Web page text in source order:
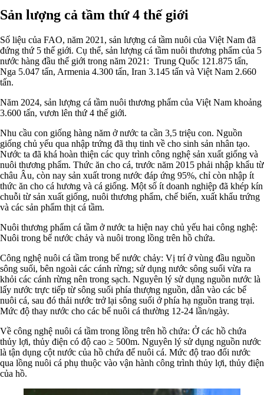
Sản lượng cả tầm thứ 4 thế giới
Số liệu của FAO, năm 2021, sản lượng cá tầm nuôi của Việt Nam đã
đứng thứ 5 thế giới. Cụ thể, sản lượng cá tầm nuôi thương phẩm của 5
nước hàng đầu thế giới trong năm 2021: Trung Quốc 121.875 tấn,
Nga 5.047 tấn, Armenia 4.300 tấn, Iran 3.145 tấn và Việt Nam 2.660
tấn.
Năm 2024, sản lượng cá tầm nuôi thương phẩm của Việt Nam khoảng
3.600 tấn, vươn lên thứ 4 thế giới.
Nhu cầu con giống hàng năm ở nước ta cần 3,5 triệu con. Nguồn
giống chủ yếu qua nhập trứng đã thụ tinh về cho sinh sản nhân tạo.
Nước ta đã khá hoàn thiện các quy trình công nghệ sản xuất giống và
nuôi thương phẩm. Thức ăn cho cá, trước năm 2015 phải nhập khẩu từ
châu Âu, còn nay sản xuất trong nước đáp ứng 95%, chỉ còn nhập ít
thức ăn cho cá hương và cá giống. Một số ít doanh nghiệp đã khép kín
chuỗi từ sản xuất giống, nuôi thương phẩm, chế biến, xuất khẩu trứng
và các sản phẩm thịt cá tầm.
Nuôi thương phẩm cá tầm ở nước ta hiện nay chủ yếu hai công nghệ:
Nuôi trong bể nước chảy và nuôi trong lồng trên hồ chứa.
Công nghệ nuôi cá tầm trong bể nước chảy: Vị trí ở vùng đầu nguồn
sông suối, bên ngoài các cánh rừng; sử dụng nước sông suối vừa ra
khỏi các cánh rừng nên trong sạch. Nguyên lý sử dụng nguồn nước là
lấy nước trực tiếp từ sông suối phía thượng nguồn, dẫn vào các bể
nuôi cá, sau đó thải nước trở lại sông suối ở phía hạ nguồn trang trại.
Mức độ thay nước cho các bể nuôi cá thường 12-24 lần/ngày.
Về công nghệ nuôi cá tầm trong lồng trên hồ chứa: Ở các hồ chứa
thủy lợi, thủy điện có độ cao ≥ 500m. Nguyên lý sử dụng nguồn nước
là tận dụng cột nước của hồ chứa để nuôi cá. Mức độ trao đổi nước
qua lồng nuôi cá phụ thuộc vào vận hành công trình thủy lợi, thủy điện
của hồ.